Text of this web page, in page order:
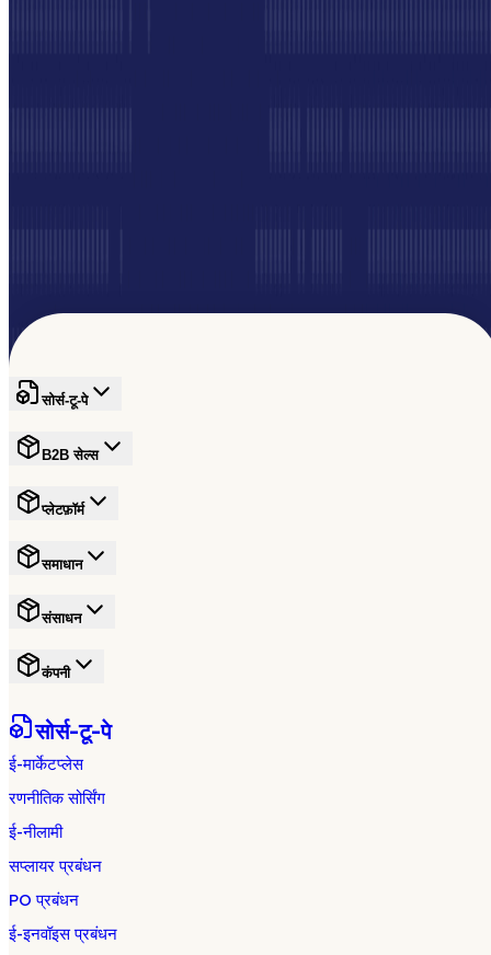
सोर्स-टू-पे
B2B सेल्स
प्लेटफ़ॉर्म
समाधान
संसाधन
कंपनी
सोर्स-टू-पे
ई-मार्केटप्लेस
रणनीतिक सोर्सिंग
ई-नीलामी
सप्लायर प्रबंधन
PO प्रबंधन
ई-इनवॉइस प्रबंधन